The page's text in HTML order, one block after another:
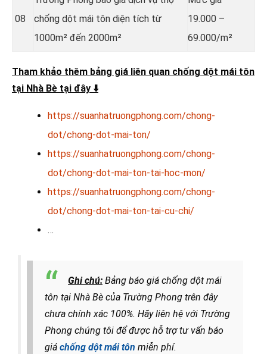
08
chống dột mái tôn diện tích từ
1000m² đến 2000m²
19.000 –
69.000/m²
Tham khảo thêm bảng giá liên quan chống dột mái tôn
tại Nhà Bè tại đây ⬇️
https://suanhatruongphong.com/chong-
dot/chong-dot-mai-ton/
https://suanhatruongphong.com/chong-
dot/chong-dot-mai-ton-tai-hoc-mon/
https://suanhatruongphong.com/chong-
dot/chong-dot-mai-ton-tai-cu-chi/
…
Ghi chú: Bảng báo giá chống dột mái
tôn tại Nhà Bè của Trường Phong trên đây
chưa chính xác 100%. Hãy liên hệ với Trường
Phong chúng tôi để được hỗ trợ tư vấn báo
giá chống dột mái tôn miễn phí.